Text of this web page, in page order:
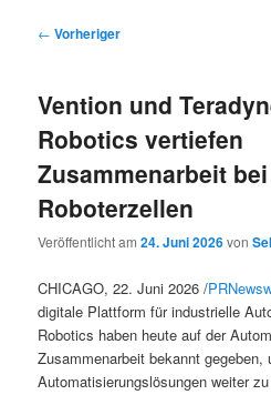
Beitragsnavigation
← Vorheriger
Vention und
Robotics vertiefen
Zusammenarbeit bei
Roboterzellen
Veröffentlicht am24. Juni 2026von
CHICAGO, 22. Juni 2026 /
digitale Plattform für industrielle
Robotics haben heute auf der
Zusammenarbeit bekannt
Automatisierungslösungen weiter